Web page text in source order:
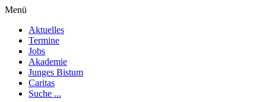
Menü
Aktuelles
Termine
Jobs
Akademie
Junges Bistum
Caritas
Suche ...